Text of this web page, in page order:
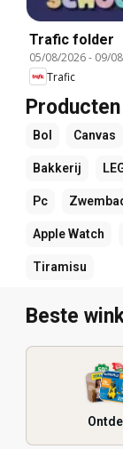
Trafic folder
05/08/2026- 09/
Trafic
Bol Canvas
Bakkerij
Pc
Apple Watch
Tiramisu
Beste